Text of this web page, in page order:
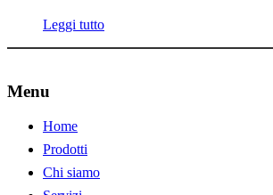
Leggi tutto
Menu
Home
Prodotti
Chi siamo